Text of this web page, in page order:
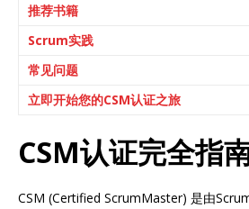
推荐书籍
Scrum实践
常见问题
立即开始您的CSM认证之旅
CSM认证完全指
CSM (Certified ScrumMaster) 是由